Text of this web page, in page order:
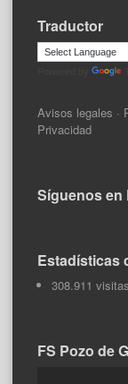
Traductor
Avisos legales ·
Privacidad
Síguenos en
Estadísticas
308.911 visitas
FS Pozo de